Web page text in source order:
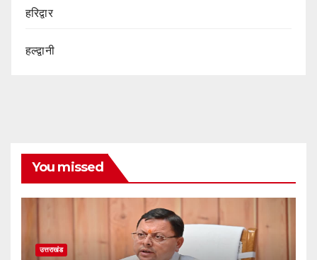
हरिद्वार
हल्द्वानी
You missed
उत्तराखंड